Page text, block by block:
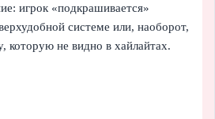
игрок «подкрашивается»
системе или, наоборот,
которую не видно в хайлайтах.